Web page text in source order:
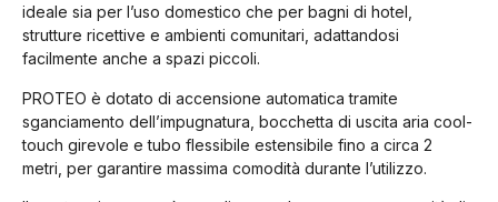
ideale sia per l’uso domestico che per bagni di hotel,
strutture ricettive e ambienti comunitari, adattandosi
facilmente anche a spazi piccoli.
PROTEO è dotato di accensione automatica tramite
sganciamento dell’impugnatura, bocchetta di uscita aria cool-
touch girevole e tubo flessibile estensibile fino a circa 2
metri, per garantire massima comodità durante l’utilizzo.